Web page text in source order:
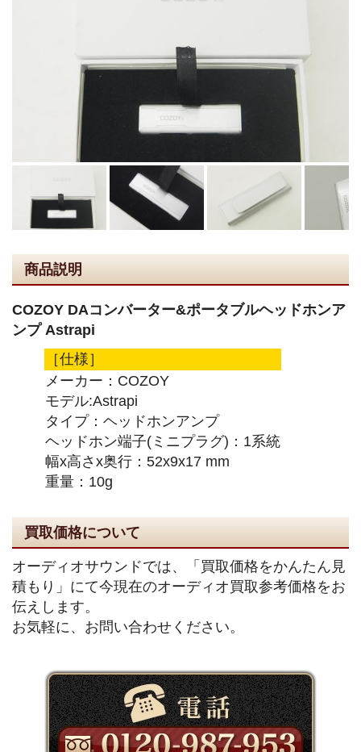
商品説明
COZOY DAコンバーター&ポータブルヘッドホンア
ンプ Astrapi
［仕様］
メーカー：COZOY
モデル:Astrapi
タイプ：ヘッドホンアンプ
ヘッドホン端子(ミニプラグ)：1系統
幅x高さx奥行：52x9x17 mm
重量：10g
買取価格について
オーディオサウンドでは、「買取価格をかんたん見
積もり」にて今現在のオーディオ買取参考価格をお
伝えします。
お気軽に、お問い合わせください。